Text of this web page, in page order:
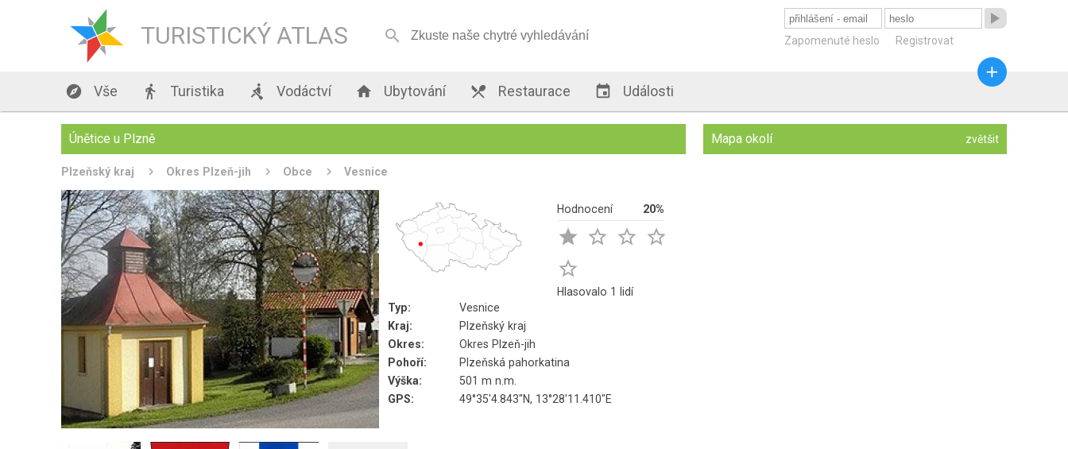
TURISTICKÝ ATLAS 

Zapomenuté heslo Registrovat
 Vše  Turistika  Vodáctví  Ubytování  Restaurace  Události

Únětice u Plzně
Plzeňský kraj Okres Plzeň-jih Obce Vesnice
Hodnocení 20%
   

Hlasovalo 1 lidí
Typ:
Vesnice
Kraj:
Plzeňský kraj
Okres:
Okres Plzeň-jih
Pohoří:
Plzeňská pahorkatina
Výška:
501 m n.m.
GPS:
49°35'4.843"N, 13°28'11.410"E
Mapa okolí zvětšit